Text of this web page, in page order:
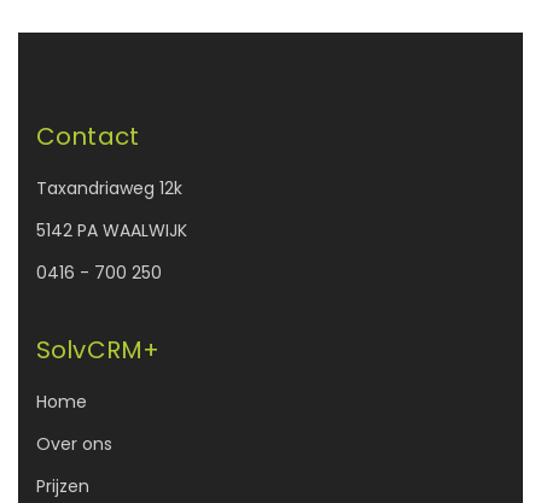
Contact
Taxandriaweg 12k
5142 PA WAALWIJK
0416 - 700 250
SolvCRM+
Home
Over ons
Prijzen